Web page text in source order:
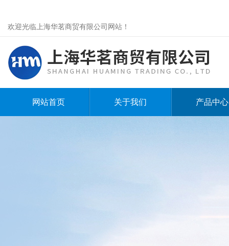
欢迎光临上海华茗商贸有限公司网站！
网站首页 关于我们 产品中心